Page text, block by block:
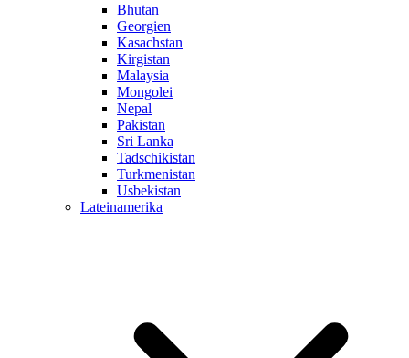
Bhutan
Georgien
Kasachstan
Kirgistan
Malaysia
Mongolei
Nepal
Pakistan
Sri Lanka
Tadschikistan
Turkmenistan
Usbekistan
Lateinamerika